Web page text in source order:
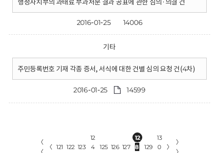
행정자치부의 과태료 부과처분 결과 공표에 관한 심의·의결 건
2016-01-25 14006
기타
주민등록번호 기재 각종 증서, 서식에 대한 건별 심의 요청 건(4차)
2016-01-25 14599
〈
〈 121 122 123
12
4
125 126 127
12
8
129
13
0
〉
〉